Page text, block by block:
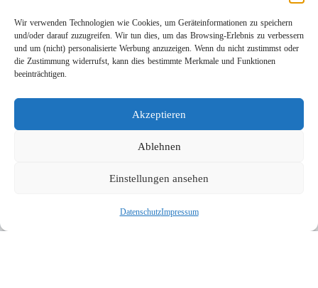
Wir verwenden Technologien wie Cookies, um Geräteinformationen zu speichern
und/oder darauf zuzugreifen. Wir tun dies, um das Browsing-Erlebnis zu verbessern
und um (nicht) personalisierte Werbung anzuzeigen. Wenn du nicht zustimmst oder
die Zustimmung widerrufst, kann dies bestimmte Merkmale und Funktionen
beeinträchtigen.
Akzeptieren
Ablehnen
Einstellungen ansehen
DatenschutzImpressum
Leichtbau-Rotordüse ST-415